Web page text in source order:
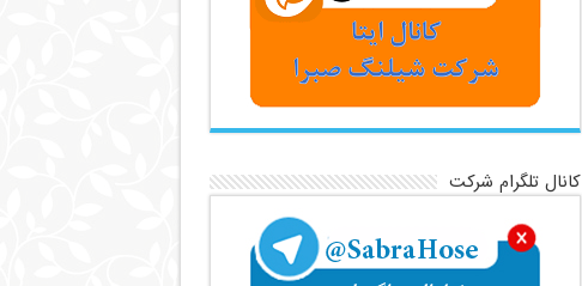
کانال تلگرام شرکت